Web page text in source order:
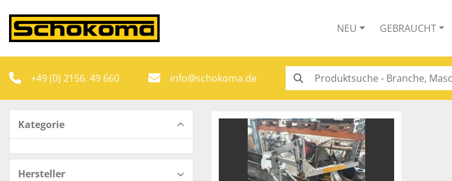
NEU GEBRAUCHT
+49 (0) 2156. 49 660 info@schokoma.de
Kategorie
Hersteller